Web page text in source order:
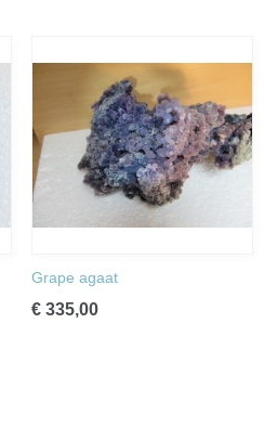
Grape agaat
€ 335,00